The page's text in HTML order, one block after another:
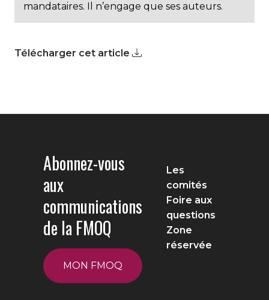
mandataires. Il n’engage que ses auteurs.
Télécharger cet article
Abonnez-vous
aux
communications
de la FMOQ
MON FMOQ
Les
comités
Foire aux
questions
Zone
réservée